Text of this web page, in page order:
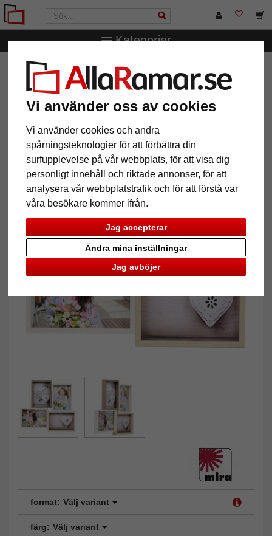
Vi använder oss av cookies
Vi använder cookies och andra
spårningsteknologier för att förbättra din
surfupplevelse på vår webbplats, för att visa dig
personligt innehåll och riktade annonser, för att
analysera vår webbplatstrafik och för att förstå var
våra besökare kommer ifrån.
Jag accepterar
Jag avböjer
Ändra mina inställningar
Kategorier
AllaRamar.se Ramstorlek
collageram för 4 bilder
Montraux collageram för 4 bilder
Tillbaka
format: Välj variant
färg: Välj variant